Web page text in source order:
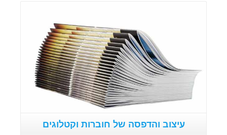
עיצוב והדפסה של חוברות וקטלוגים